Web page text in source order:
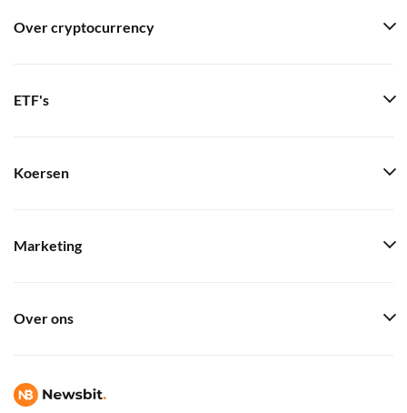
Over cryptocurrency
ETF's
Koersen
Marketing
Over ons